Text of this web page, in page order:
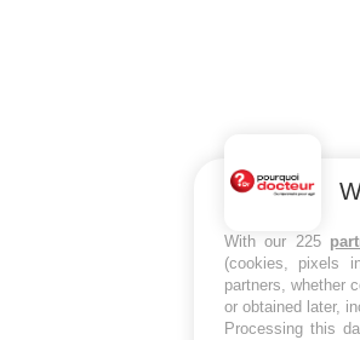
With our 225
(cookies, pixels
partners, whether
or obtained later,
Processing this